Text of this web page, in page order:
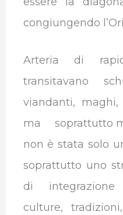
congiungendo
Arteria di
transitavano
viandanti,
ma soprattutto
non è stata solo
soprattutto uno
di integrazione
culture,